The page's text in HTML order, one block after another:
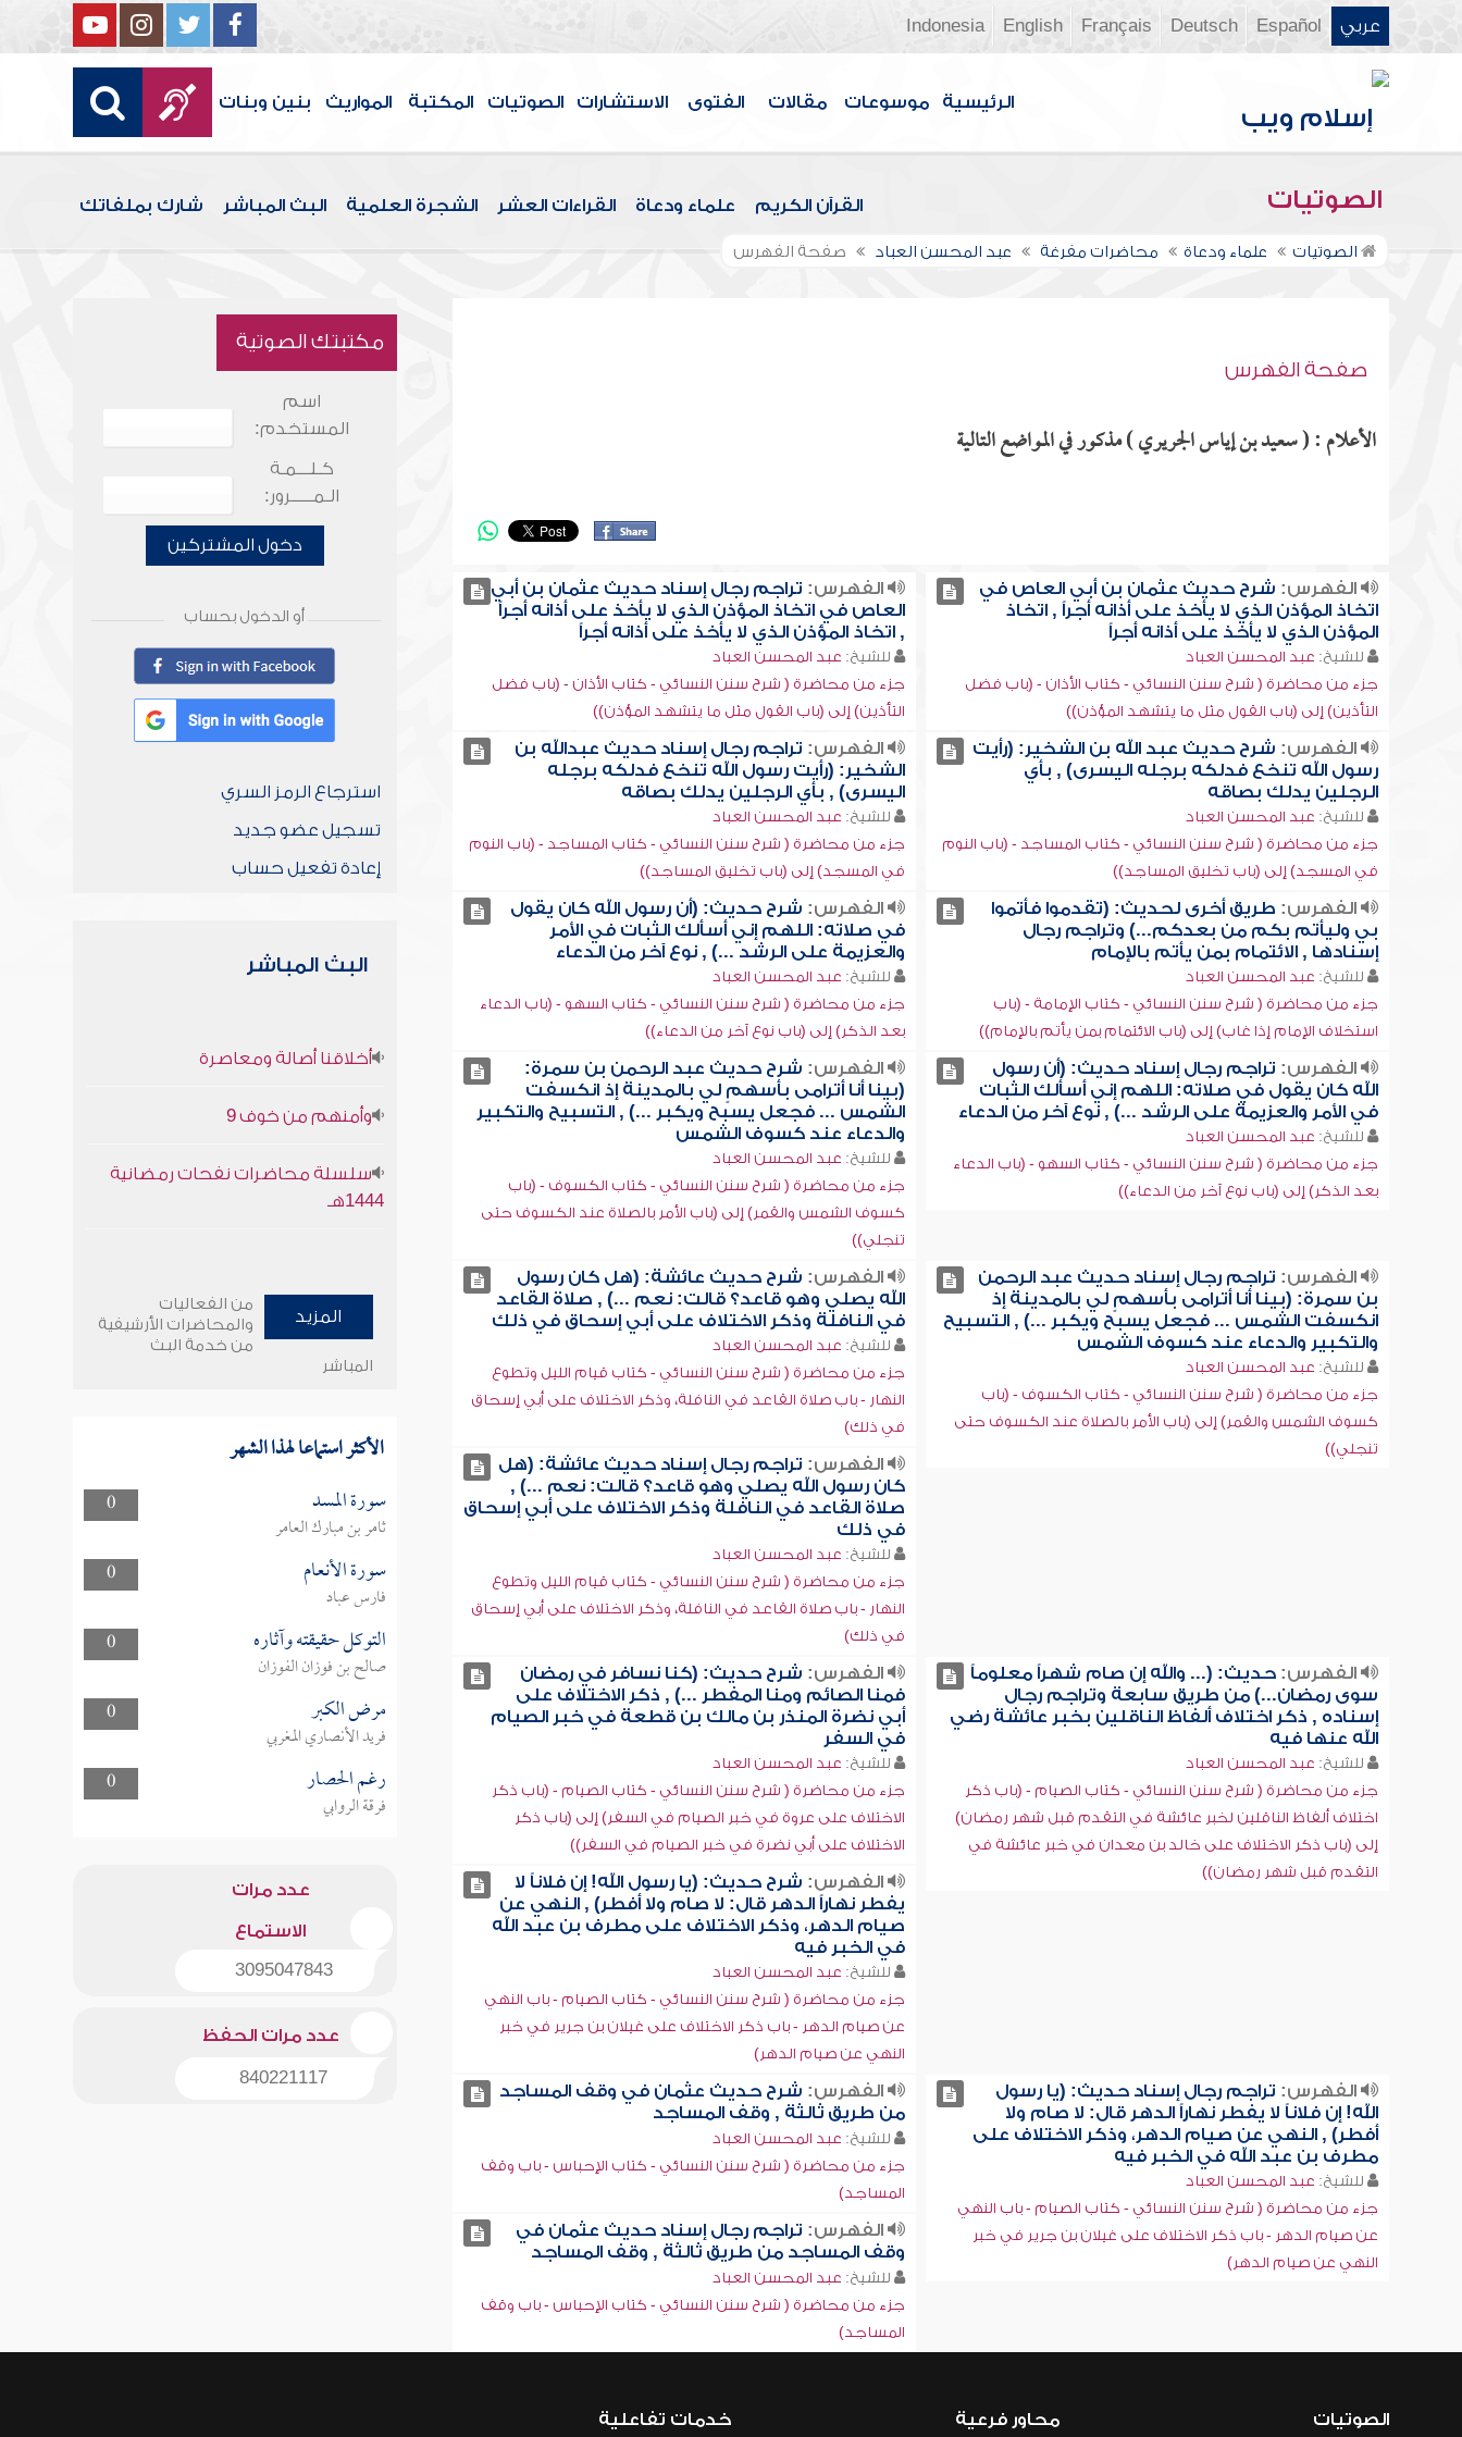
عربي Español
Deutsch
Français
English
Indonesia
الرئيسية موسوعات مقالات الفتوى الاستشارات الصوتيات المكتبة المواريث بنين وبنات
الصوتيات القرآن الكريم علماء ودعاة القراءات العشر الشجرة العلمية البث المباشر شارك بملفاتك
الصوتيات علماء ودعاة محاضرات مفرغة عبد المحسن العباد صفحة الفهرس
صفحة الفهرس
الأعلام : ( سعيد بن إياس الجريري ) مذكور في المواضع التالية
الفهرس: شرح حديث عثمان بن أبي العاص في
اتخاذ المؤذن الذي لا يأخذ على أذانه أجراً , اتخاذ
المؤذن الذي لا يأخذ على أذانه أجراً
للشيخ: عبد المحسن العباد
جزء من محاضرة ( شرح سنن النسائي - كتاب الأذان - (باب فضل
التأذين) إلى (باب القول مثل ما يتشهد المؤذن))
الفهرس: تراجم رجال إسناد حديث عثمان بن أبي
العاص في اتخاذ المؤذن الذي لا يأخذ على أذانه أجراً
, اتخاذ المؤذن الذي لا يأخذ على أذانه أجراً
للشيخ: عبد المحسن العباد
جزء من محاضرة ( شرح سنن النسائي - كتاب الأذان - (باب فضل
التأذين) إلى (باب القول مثل ما يتشهد المؤذن))
الفهرس: شرح حديث عبد الله بن الشخير: (رأيت
رسول الله تنخع فدلكه برجله اليسرى) , بأي
الرجلين يدلك بصاقه
للشيخ: عبد المحسن العباد
جزء من محاضرة ( شرح سنن النسائي - كتاب المساجد - (باب النوم
في المسجد) إلى (باب تخليق المساجد))
الفهرس: تراجم رجال إسناد حديث عبدالله بن
الشخير: (رأيت رسول الله تنخع فدلكه برجله
اليسرى) , بأي الرجلين يدلك بصاقه
للشيخ: عبد المحسن العباد
جزء من محاضرة ( شرح سنن النسائي - كتاب المساجد - (باب النوم
في المسجد) إلى (باب تخليق المساجد))
الفهرس: طريق أخرى لحديث: (تقدموا فأتموا
بي وليأتم بكم من بعدكم...) وتراجم رجال
إسنادها , الائتمام بمن يأتم بالإمام
للشيخ: عبد المحسن العباد
جزء من محاضرة ( شرح سنن النسائي - كتاب الإمامة - (باب
استخلاف الإمام إذا غاب) إلى (باب الائتمام بمن يأتم بالإمام))
الفهرس: شرح حديث: (أن رسول الله كان يقول
في صلاته: اللهم إني أسألك الثبات في الأمر
والعزيمة على الرشد ...) , نوع آخر من الدعاء
للشيخ: عبد المحسن العباد
جزء من محاضرة ( شرح سنن النسائي - كتاب السهو - (باب الدعاء
بعد الذكر) إلى (باب نوع آخر من الدعاء))
الفهرس: تراجم رجال إسناد حديث: (أن رسول
الله كان يقول في صلاته: اللهم إني أسألك الثبات
في الأمر والعزيمة على الرشد ...) , نوع آخر من الدعاء
للشيخ: عبد المحسن العباد
جزء من محاضرة ( شرح سنن النسائي - كتاب السهو - (باب الدعاء
بعد الذكر) إلى (باب نوع آخر من الدعاء))
الفهرس: شرح حديث عبد الرحمن بن سمرة:
(بينا أنا أترامى بأسهمٍ لي بالمدينة إذ انكسفت
الشمس ... فجعل يسبح ويكبر ...) , التسبيح والتكبير
والدعاء عند كسوف الشمس
للشيخ: عبد المحسن العباد
جزء من محاضرة ( شرح سنن النسائي - كتاب الكسوف - (باب
كسوف الشمس والقمر) إلى (باب الأمر بالصلاة عند الكسوف حتى
تنجلي))
الفهرس: تراجم رجال إسناد حديث عبد الرحمن
بن سمرة: (بينا أنا أترامى بأسهمٍ لي بالمدينة إذ
انكسفت الشمس ... فجعل يسبح ويكبر ...) , التسبيح
والتكبير والدعاء عند كسوف الشمس
للشيخ: عبد المحسن العباد
جزء من محاضرة ( شرح سنن النسائي - كتاب الكسوف - (باب
كسوف الشمس والقمر) إلى (باب الأمر بالصلاة عند الكسوف حتى
تنجلي))
الفهرس: شرح حديث عائشة: (هل كان رسول
الله يصلي وهو قاعد؟ قالت: نعم ...) , صلاة القاعد
في النافلة وذكر الاختلاف على أبي إسحاق في ذلك
للشيخ: عبد المحسن العباد
جزء من محاضرة ( شرح سنن النسائي - كتاب قيام الليل وتطوع
النهار - باب صلاة القاعد في النافلة، وذكر الاختلاف على أبي إسحاق
في ذلك)
الفهرس: تراجم رجال إسناد حديث عائشة: (هل
كان رسول الله يصلي وهو قاعد؟ قالت: نعم ...) ,
صلاة القاعد في النافلة وذكر الاختلاف على أبي إسحاق
في ذلك
للشيخ: عبد المحسن العباد
جزء من محاضرة ( شرح سنن النسائي - كتاب قيام الليل وتطوع
النهار - باب صلاة القاعد في النافلة، وذكر الاختلاف على أبي إسحاق
في ذلك)
الفهرس:حديث: (... والله إن صام شهراً معلوماً
سوى رمضان...) من طريق سابعة وتراجم رجال
إسناده , ذكر اختلاف ألفاظ الناقلين بخبر عائشة رضي
الله عنها فيه
للشيخ: عبد المحسن العباد
جزء من محاضرة ( شرح سنن النسائي - كتاب الصيام - (باب ذكر
اختلاف ألفاظ الناقلين لخبر عائشة في التقدم قبل شهر رمضان)
إلى (باب ذكر الاختلاف على خالد بن معدان في خبر عائشة في
التقدم قبل شهر رمضان))
الفهرس: شرح حديث: (كنا نسافر في رمضان
فمنا الصائم ومنا المفطر ...) , ذكر الاختلاف على
أبي نضرة المنذر بن مالك بن قطعة في خبر الصيام
في السفر
للشيخ: عبد المحسن العباد
جزء من محاضرة ( شرح سنن النسائي - كتاب الصيام - (باب ذكر
الاختلاف على عروة في خبر الصيام في السفر) إلى (باب ذكر
الاختلاف على أبي نضرة في خبر الصيام في السفر))
الفهرس: شرح حديث: (يا رسول الله! إن فلاناً لا
يفطر نهاراً الدهر قال: لا صام ولا أفطر) , النهي عن
صيام الدهر، وذكر الاختلاف على مطرف بن عبد الله
في الخبر فيه
للشيخ: عبد المحسن العباد
جزء من محاضرة ( شرح سنن النسائي - كتاب الصيام - باب النهي
عن صيام الدهر - باب ذكر الاختلاف على غيلان بن جرير في خبر
النهي عن صيام الدهر)
الفهرس: تراجم رجال إسناد حديث: (يا رسول
الله! إن فلاناً لا يفطر نهاراً الدهر قال: لا صام ولا
أفطر) , النهي عن صيام الدهر، وذكر الاختلاف على
مطرف بن عبد الله في الخبر فيه
للشيخ: عبد المحسن العباد
جزء من محاضرة ( شرح سنن النسائي - كتاب الصيام - باب النهي
عن صيام الدهر - باب ذكر الاختلاف على غيلان بن جرير في خبر
النهي عن صيام الدهر)
الفهرس: شرح حديث عثمان في وقف المساجد
من طريق ثالثة , وقف المساجد
للشيخ: عبد المحسن العباد
جزء من محاضرة ( شرح سنن النسائي - كتاب الإحباس - باب وقف
المساجد)
الفهرس: تراجم رجال إسناد حديث عثمان في
وقف المساجد من طريق ثالثة , وقف المساجد
للشيخ: عبد المحسن العباد
جزء من محاضرة ( شرح سنن النسائي - كتاب الإحباس - باب وقف
المساجد)
مكتبتك الصوتية
اسم
المستخدم:
كـلـــمـة
الـمـــــرور:
دخول المشتركين
أو الدخول بحساب
استرجاع الرمز السري
تسجيل عضو جديد
إعادة تفعيل حساب
البث المباشر
أخلاقنا أصالة ومعاصرة
وأمنهم من خوف 9
سلسلة محاضرات نفحات رمضانية
1444هـ
المزيد
من الفعاليات
والمحاضرات الأرشيفية
من خدمة البث
المباشر
الأكثر استماعا لهذا الشهر
0 سورة المسد
ثامر بن مبارك العامر
0
سورة الأنعام
فارس عباد
0
التوكل حقيقته وآثاره
صالح بن فوزان الفوزان
0
مرض الكبر
فريد الأنصاري المغربي
0
رغم الحصار
فرقة الروابي
عدد مرات
الاستماع
3095047843
عدد مرات الحفظ
840221117
الصوتيات محاور فرعية خدمات تفاعلية